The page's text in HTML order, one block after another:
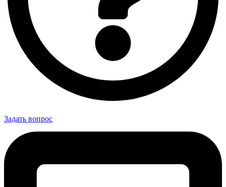
Задать вопрос